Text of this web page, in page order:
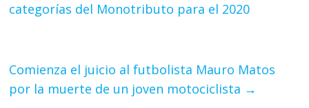
categorías del Monotributo para el 2020
Comienza el juicio al futbolista Mauro Matos
por la muerte de un joven motociclista →